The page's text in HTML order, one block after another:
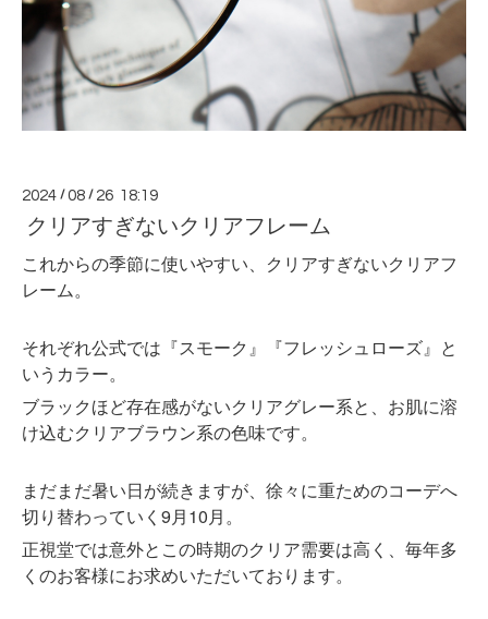
2024 /08 / 26 18:19
クリアすぎないクリアフレーム
これからの季節に使いやすい、クリアすぎないクリアフ
レーム。
それぞれ公式では『スモーク』『フレッシュローズ』と
いうカラー。
ブラックほど存在感がないクリアグレー系と、お肌に溶
け込むクリアブラウン系の色味です。
まだまだ暑い日が続きますが、徐々に重ためのコーデへ
切り替わっていく9月10月。
正視堂では意外とこの時期のクリア需要は高く、毎年多
くのお客様にお求めいただいております。